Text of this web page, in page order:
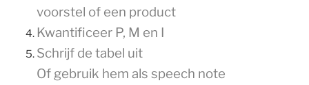
voorstel of een product
Kwantificeer P, M en I
Schrijf de tabel uit
Of gebruik hem als speech note